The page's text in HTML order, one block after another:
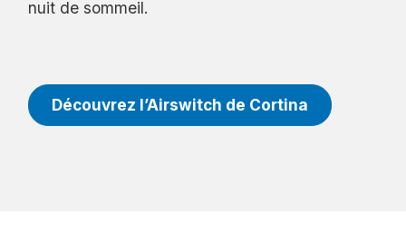
nuit de sommeil.
Découvrez l’Airswitch de Cortina